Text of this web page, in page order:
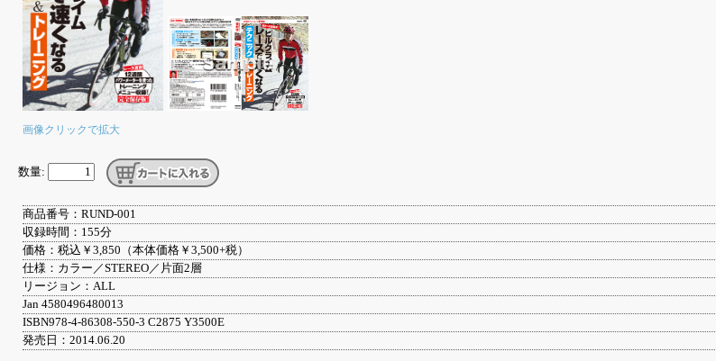
画像クリックで拡大
数量:
商品番号：RUND-001
収録時間：155分
価格：税込￥3,850（本体価格￥3,500+税）
仕様：カラー／STEREO／片面2層
リージョン：ALL
Jan 4580496480013
ISBN978-4-86308-550-3 C2875 Y3500E
発売日：2014.06.20